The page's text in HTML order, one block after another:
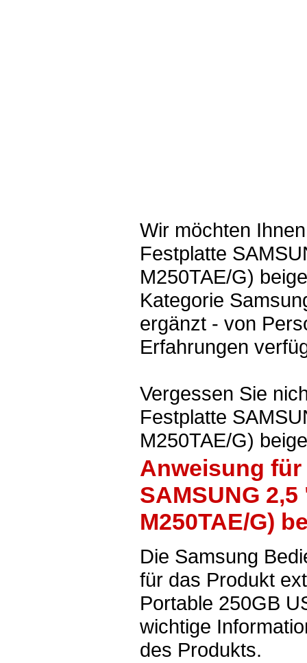
Wir möchten
Festplatte
M250TAE/G)
Kategorie
ergänzt - von
Erfahrungen
Vergessen Sie
Festplatte
M250TAE/G)
Anweisung
SAMSUNG
M250TAE/G)
Die Samsung
für das Produkt
Portable 250GB
wichtige
des Produkts.